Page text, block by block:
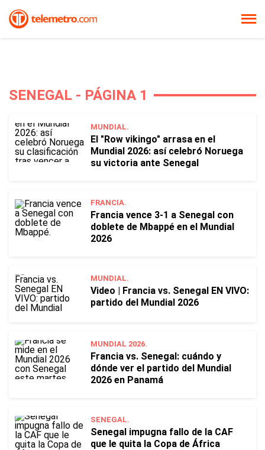
SENEGAL - PÁGINA 1
MUNDIAL.
El "Row vikingo" arrasa en el
Mundial 2026: así celebró Noruega
su victoria ante Senegal
FRANCIA.
Francia vence 3-1 a Senegal con
doblete de Mbappé en el Mundial
2026
MUNDIAL.
Video | Francia vs. Senegal EN VIVO:
partido del Mundial 2026
MUNDIAL 2026.
Francia vs. Senegal: cuándo y
dónde ver el partido del Mundial
2026 en Panamá
SENEGAL.
Senegal impugna fallo de la CAF
que le quita la Copa de África